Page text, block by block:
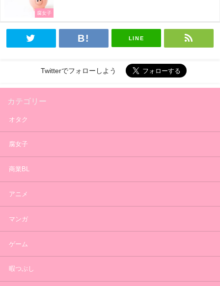
腐女子
LINE
Twitterでフォローしよう
カテゴリー
オタク
腐女子
商業BL
アニメ
マンガ
ゲーム
暇つぶし